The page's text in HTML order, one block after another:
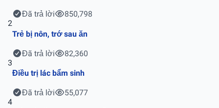
Đã trả lời
850,798
2
Trẻ bị nôn, trớ sau ăn
Đã trả lời
82,360
3
Điều trị lác bẩm sinh
Đã trả lời
55,077
4